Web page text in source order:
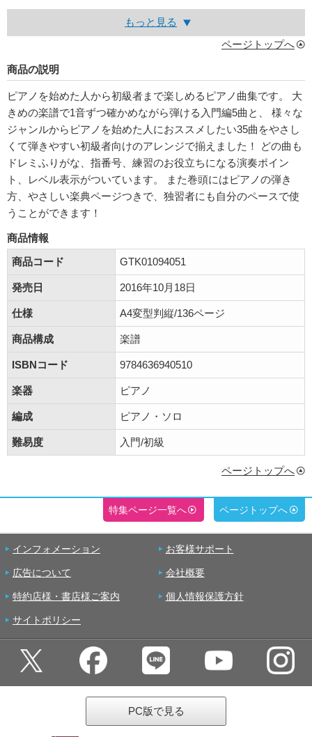
もっと見る
ページトップへ
商品の説明
ピアノを始めた人から初級者まで楽しめるピアノ曲集です。 大
きめの楽譜で1音ずつ確かめながら弾ける入門編5曲と、 様々な
ジャンルからピアノを始めた人におススメしたい35曲をやさし
くて弾きやすい初級者向けのアレンジで揃えました！ どの曲も
ドレミふりがな、指番号、練習のお役立ちになる演奏ポイン
ト、レベル表示がついています。 また巻頭にはピアノの弾き
方、やさしい楽典ページつきで、独習者にも自分のペースで使
うことができます！
商品情報
商品コード
GTK01094051
発売日 2016年10月18日
仕様 A4変型判縦/136ページ
商品構成 楽譜
ISBNコード 9784636940510
楽器 ピアノ
編成 ピアノ・ソロ
難易度 入門/初級
ページトップへ
特集ページ一覧へ ページトップへ
インフォメーション お客様サポート
広告について 会社概要
特約店様・書店様ご案内 個人情報保護方針
サイトポリシー
PC版で見る